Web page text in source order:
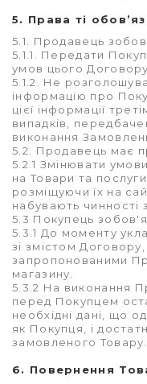
5. Права ті
5.1. Продавець
5.1.1. Передати
умов цього
5.1.2. Не
інформацію про
цієї інформації
випадків,
виконання
5.2. Продавець має
5.2.1 Змінювати
на Товари та
розміщуючи їх на
набувають чинності
5.3 Покупець
5.3.1 До моменту
зі змістом
запропонованими
магазину.
5.3.2 На виконання
перед Покупцем
необхідні дані, що
як Покупця, і
замовленого Товару.
6. Повернення